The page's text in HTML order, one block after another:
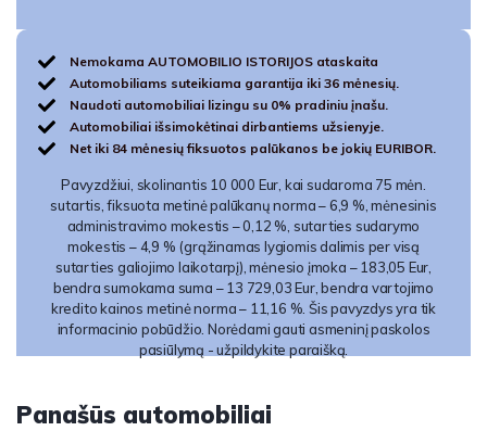
Nemokama AUTOMOBILIO ISTORIJOS ataskaita
Automobiliams suteikiama garantija iki 36 mėnesių.
Naudoti automobiliai lizingu su 0% pradiniu įnašu.
Automobiliai išsimokėtinai dirbantiems užsienyje.
Net iki 84 mėnesių fiksuotos palūkanos be jokių EURIBOR.
Pavyzdžiui, skolinantis 10 000 Eur, kai sudaroma 75 mėn.
sutartis, fiksuota metinė palūkanų norma – 6,9 %, mėnesinis
administravimo mokestis – 0,12 %, sutarties sudarymo
mokestis – 4,9 % (grąžinamas lygiomis dalimis per visą
sutarties galiojimo laikotarpį), mėnesio įmoka – 183,05 Eur,
bendra sumokama suma – 13 729,03 Eur, bendra vartojimo
kredito kainos metinė norma – 11,16 %. Šis pavyzdys yra tik
informacinio pobūdžio. Norėdami gauti asmeninį paskolos
pasiūlymą - užpildykite paraišką.
Panašūs automobiliai